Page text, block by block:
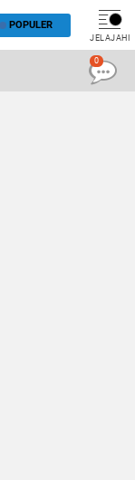
POPULER
JELAJAHI
0